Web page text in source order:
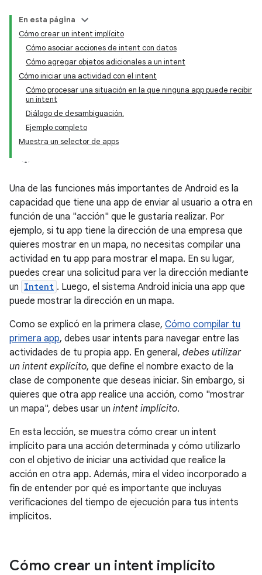
En esta página
Cómo crear un intent implícito
Cómo asociar acciones de intent con datos
Cómo agregar objetos adicionales a un intent
Cómo iniciar una actividad con el intent
Cómo procesar una situación en la que ninguna app puede recibir
un intent
Diálogo de desambiguación.
Ejemplo completo
Muestra un selector de apps
Una de las funciones más importantes de Android es la
capacidad que tiene una app de enviar al usuario a otra en
función de una "acción" que le gustaría realizar. Por
ejemplo, si tu app tiene la dirección de una empresa que
quieres mostrar en un mapa, no necesitas compilar una
actividad en tu app para mostrar el mapa. En su lugar,
puedes crear una solicitud para ver la dirección mediante
un Intent . Luego, el sistema Android inicia una app que
puede mostrar la dirección en un mapa.
Como se explicó en la primera clase, Cómo compilar tu
primera app, debes usar intents para navegar entre las
actividades de tu propia app. En general, debes utilizar
un intent explícito, que define el nombre exacto de la
clase de componente que deseas iniciar. Sin embargo, si
quieres que otra app realice una acción, como "mostrar
un mapa", debes usar un intent implícito.
En esta lección, se muestra cómo crear un intent
implícito para una acción determinada y cómo utilizarlo
con el objetivo de iniciar una actividad que realice la
acción en otra app. Además, mira el video incorporado a
fin de entender por qué es importante que incluyas
verificaciones del tiempo de ejecución para tus intents
implícitos.
Cómo crear un intent implícito